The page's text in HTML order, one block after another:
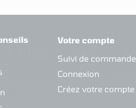
Votre compte
Suivi de commande
Connexion
Créez votre compte